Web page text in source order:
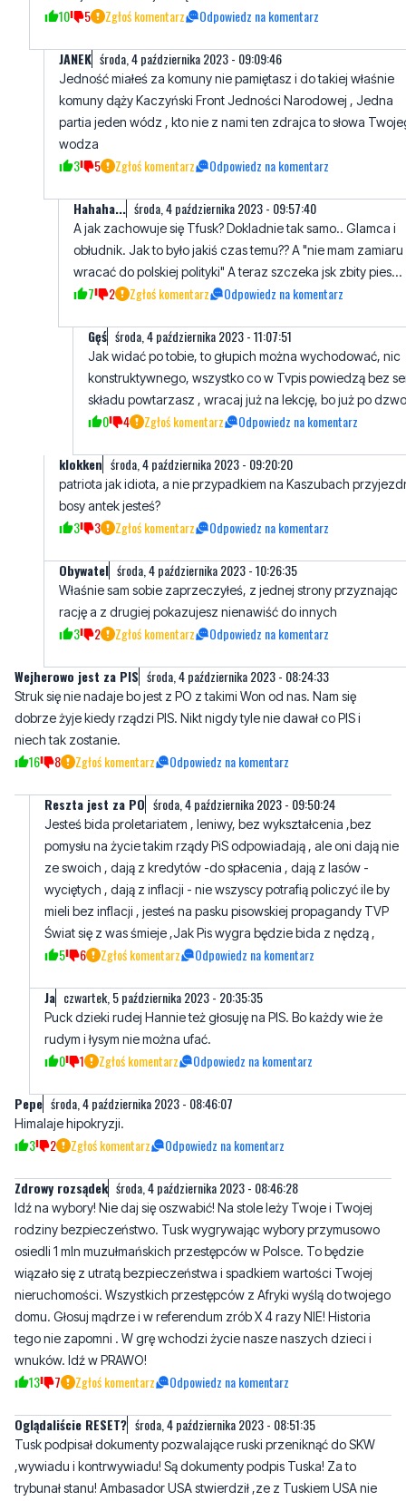
PATRIOTA środa, 4 października 2023 - 09:03:44
Niech już ta ruda łajza stąd zniknie. No i referendum 4X NIE.
10 5 Zgłoś komentarz Odpowiedz na komentarz
JANEK środa, 4 października 2023 - 09:09:46
Jedność miałeś za komuny nie pamiętasz i do takiej właśnie
komuny dąży Kaczyński Front Jedności Narodowej , Jedna
wodza
3 5 Zgłoś komentarz Odpowiedz na komentarz
Hahaha... środa, 4 października 2023 - 09:57:40
A jak zachowuje się Tfusk? Dokladnie tak samo.. Glamca i
wracać do polskiej polityki" A teraz szczeka jsk zbity pies...
7 2 Zgłoś komentarz Odpowiedz na komentarz
Gęś środa, 4 października 2023 - 11:07:51
Jak widać po tobie, to głupich można wychodować, nic
składu powtarzasz , wracaj już na lekcję, bo już po
0 4 Zgłoś komentarz Odpowiedz na komentarz
klokken środa, 4 października 2023 - 09:20:20
bosy antek jesteś?
3 3 Zgłoś komentarz Odpowiedz na komentarz
Obywatel środa, 4 października 2023 - 10:26:35
rację a z drugiej pokazujesz nienawiść do innych
3 2 Zgłoś komentarz Odpowiedz na komentarz
Wejherowo jest za PIS
Struk się nie nadaje bo jest z PO z takimi Won od nas. Nam się
niech tak zostanie.
8 Zgłoś komentarz Odpowiedz na komentarz
Reszta jest za PO środa, 4 października 2023 - 09:50:24
Jesteś bida proletariatem , leniwy, bez wykształcenia ,bez
pomysłu na życie takim rządy PiS odpowiadają , ale oni dają nie
ze swoich , dają z kredytów -do spłacenia , dają z lasów -
wyciętych , dają z inflacji - nie wszyscy potrafią policzyć ile by
Świat się z was śmieje ,Jak Pis wygra będzie bida z nędzą ,
5 6 Zgłoś komentarz Odpowiedz na komentarz
Ja czwartek, 5 października 2023 - 20:35:35
rudym i łysym nie można ufać.
0 1 Zgłoś komentarz
Himalaje hipokryzji.
3 2 Zgłoś komentarz Odpowiedz na komentarz
Zdrowy rozsądek środa, 4 października 2023 - 08:46:28
Idź na wybory! Nie daj się oszwabić! Na stole leży Twoje i Twojej
rodziny bezpieczeństwo. Tusk wygrywając wybory przymusowo
osiedli 1 mln muzułmańskich przestępców w Polsce. To będzie
wiązało się z utratą bezpieczeństwa i spadkiem wartości Twojej
nieruchomości. Wszystkich przestępców z Afryki wyślą do twojego
domu. Głosuj mądrze i w referendum zrób X 4 razy NIE! Historia
wnuków. Idź w PRAWO!
13 7 Zgłoś komentarz Odpowiedz na komentarz
Oglądaliście RESET? środa, 4 października 2023 - 08:51:35